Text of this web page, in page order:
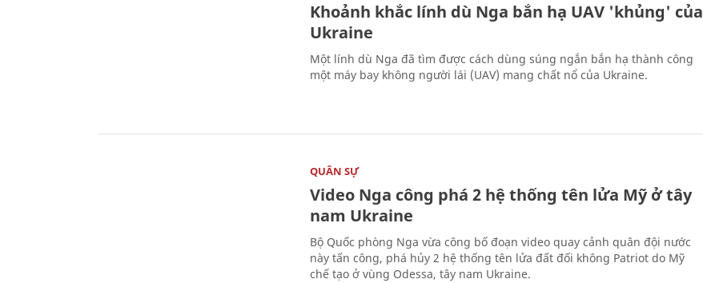
Khoảnh khắc lính dù Nga bắn hạ UAV 'khủng' của
Ukraine
Một lính dù Nga đã tìm được cách dùng súng ngắn bắn hạ thành công
một máy bay không người lái (UAV) mang chất nổ của Ukraine.
QUÂN SỰ
Video Nga công phá 2 hệ thống tên lửa Mỹ ở tây
nam Ukraine
Bộ Quốc phòng Nga vừa công bố đoạn video quay cảnh quân đội nước
này tấn công, phá hủy 2 hệ thống tên lửa đất đối không Patriot do Mỹ
chế tạo ở vùng Odessa, tây nam Ukraine.